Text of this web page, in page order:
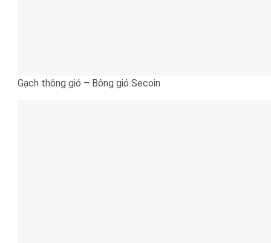
Gạch thông gió – Bông gió Secoin